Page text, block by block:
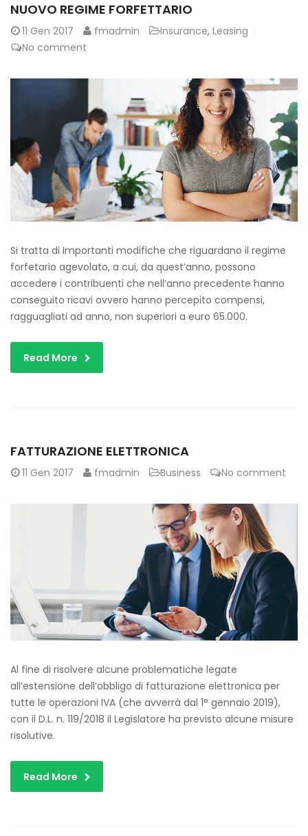
NUOVO REGIME FORFETTARIO
11 Gen 2017 fmadmin Insurance, Leasing
No comment
Si tratta di Importanti modifiche che riguardano il regime
forfetario agevolato, a cui, da quest’anno, possono
accedere i contribuenti che nell’anno precedente hanno
conseguito ricavi ovvero hanno percepito compensi,
ragguagliati ad anno, non superiori a euro 65.000.
Read More
FATTURAZIONE ELETTRONICA
11 Gen 2017 fmadmin Business No comment
Al fine di risolvere alcune problematiche legate
all’estensione dell’obbligo di fatturazione elettronica per
tutte le operazioni IVA (che avverrà dal 1° gennaio 2019),
con il D.L. n. 119/2018 il Legislatore ha previsto alcune misure
risolutive.
Read More